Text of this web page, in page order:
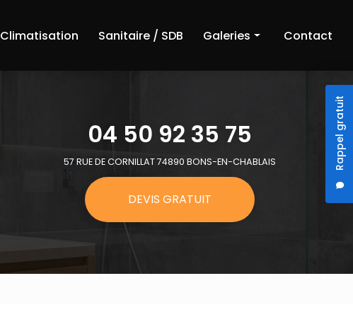
Rappel gratuit
Climatisation Sanitaire / SDB Galeries
Sanitaire et salle de bain
Contact
04 50 92 35 75
57 RUE DE CORNILLAT 74890 BONS-EN-CHABLAIS
DEVIS GRATUIT